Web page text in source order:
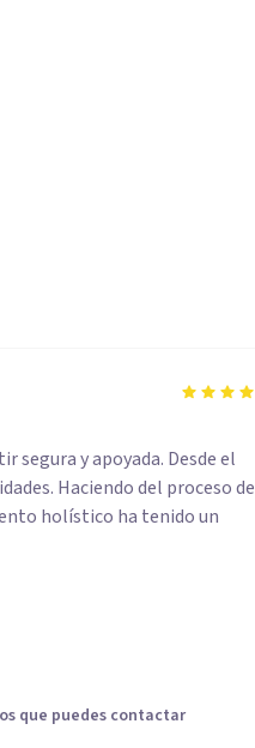
segura y apoyada. Desde el
Haciendo del proceso de
holístico ha tenido un
que puedes contactar